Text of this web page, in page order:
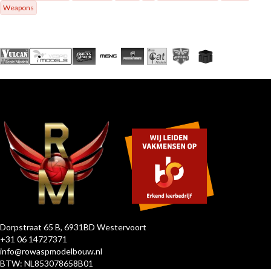
Weapons
Dorpstraat 65 B, 6931BD Westervoort
+31 06 14727371
info@rowaspmodelbouw.nl
BTW: NL853078658B01